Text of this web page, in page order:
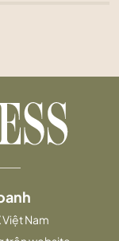
Việt Nam